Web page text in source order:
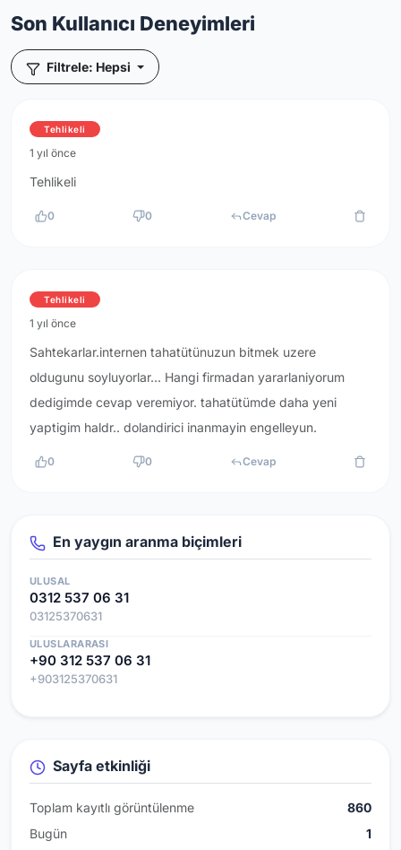
Son Kullanıcı Deneyimleri
Filtrele: Hepsi
Tehlikeli
1 yıl önce
Tehlikeli
0 0 Cevap
Tehlikeli
1 yıl önce
Sahtekarlar.internen tahatütünuzun bitmek uzere
oldugunu soyluyorlar... Hangi firmadan yararlaniyorum
dedigimde cevap veremiyor. tahatütümde daha yeni
yaptigim haldr.. dolandirici inanmayin engelleyun.
0 0 Cevap
En yaygın aranma biçimleri
ULUSAL
0312 537 06 31
03125370631
ULUSLARARASI
+90 312 537 06 31
+903125370631
Sayfa etkinliği
Toplam kayıtlı görüntülenme
860
Bugün
1